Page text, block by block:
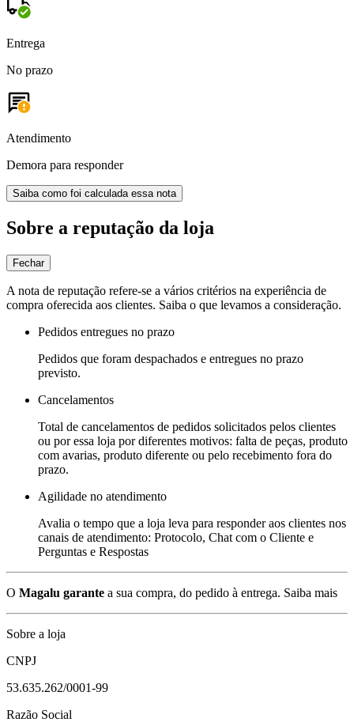
Entrega
No prazo
Atendimento
Demora para responder
Saiba como foi calculada essa nota
Sobre a reputação da loja
Fechar
A nota de reputação refere-se a vários critérios na experiência de
compra oferecida aos clientes. Saiba o que levamos a consideração.
Pedidos entregues no prazo
Pedidos que foram despachados e entregues no prazo
previsto.
Cancelamentos
Total de cancelamentos de pedidos solicitados pelos clientes
ou por essa loja por diferentes motivos: falta de peças, produto
com avarias, produto diferente ou pelo recebimento fora do
prazo.
Agilidade no atendimento
Avalia o tempo que a loja leva para responder aos clientes nos
canais de atendimento: Protocolo, Chat com o Cliente e
Perguntas e Respostas
O Magalu garante a sua compra, do pedido à entrega. Saiba mais
Sobre a loja
CNPJ
53.635.262/0001-99
Razão Social